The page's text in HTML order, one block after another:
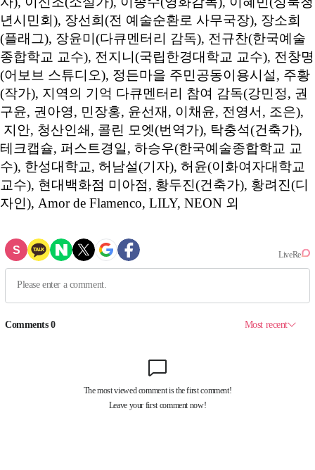
년시민회), 장선희(전 예술순환로 사무국장), 장소희
(플래그), 장윤미(다큐멘터리 감독), 전규찬(한국예술
종합학교 교수), 전지니(국립한경대학교 교수), 전창명
(어보브 스튜디오), 정든마을 주민공동이용시설, 주황
(작가), 지역의 기억 다큐멘터리 참여 감독(강민정, 권
구윤, 권아영, 민장홍, 윤선재, 이채윤, 전영서, 조은),
지안, 청산인쇄, 콜린 모엣(번역가), 탁충석(건축가),
테크캡슐, 퍼스트경일, 하승우(한국예술종합학교 교
수), 한성대학교, 허남설(기자), 허윤(이화여자대학교
교수), 현대백화점 미아점, 황두진(건축가), 황려진(디
자인), Amor de Flamenco, LILY, NEON 외